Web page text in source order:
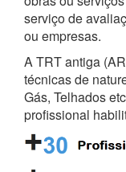
serviço de
ou empresas.
A TRT antiga
técnicas de
Gás, Telhados
profissional